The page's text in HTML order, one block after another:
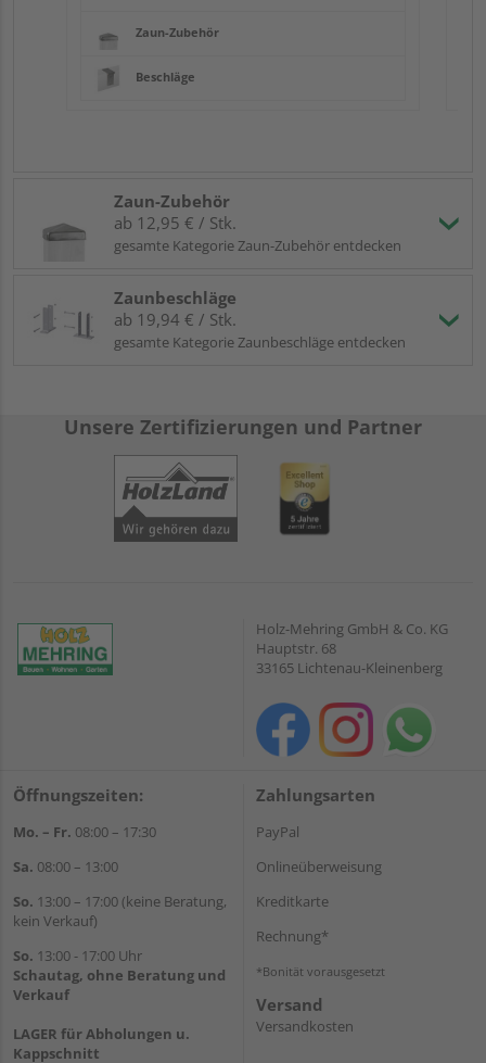
Zaun-Zubehör
Beschläge
Zaun-Zubehör
ab 12,95 € / Stk.
gesamte Kategorie Zaun-Zubehör entdecken
Zaunbeschläge
ab 19,94 € / Stk.
gesamte Kategorie Zaunbeschläge entdecken
Unsere Zertifizierungen und Partner
Holz-Mehring GmbH & Co. KG
Hauptstr. 68
33165 Lichtenau-Kleinenberg
Öffnungszeiten:
Mo. – Fr. 08:00 – 17:30
Sa. 08:00 – 13:00
So. 13:00 – 17:00 (keine Beratung,
kein Verkauf)
So. 13:00 - 17:00 Uhr
Schautag, ohne Beratung und
Verkauf
LAGER für Abholungen u.
Kappschnitt
Zahlungsarten
PayPal
Onlineüberweisung
Kreditkarte
Rechnung*
*Bonität vorausgesetzt
Versand
Versandkosten